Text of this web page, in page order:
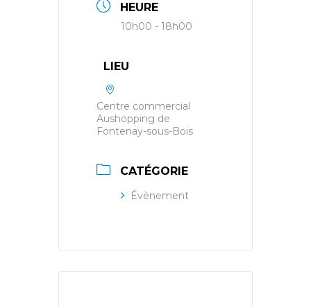
HEURE
10h00 - 18h00
LIEU
Centre commercial
Aushopping de
Fontenay-sous-Bois
CATÉGORIE
Évènement